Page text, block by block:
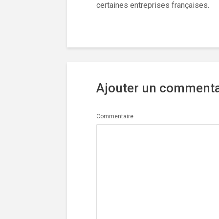
certaines entreprises françaises.
Ajouter un
Commentaire